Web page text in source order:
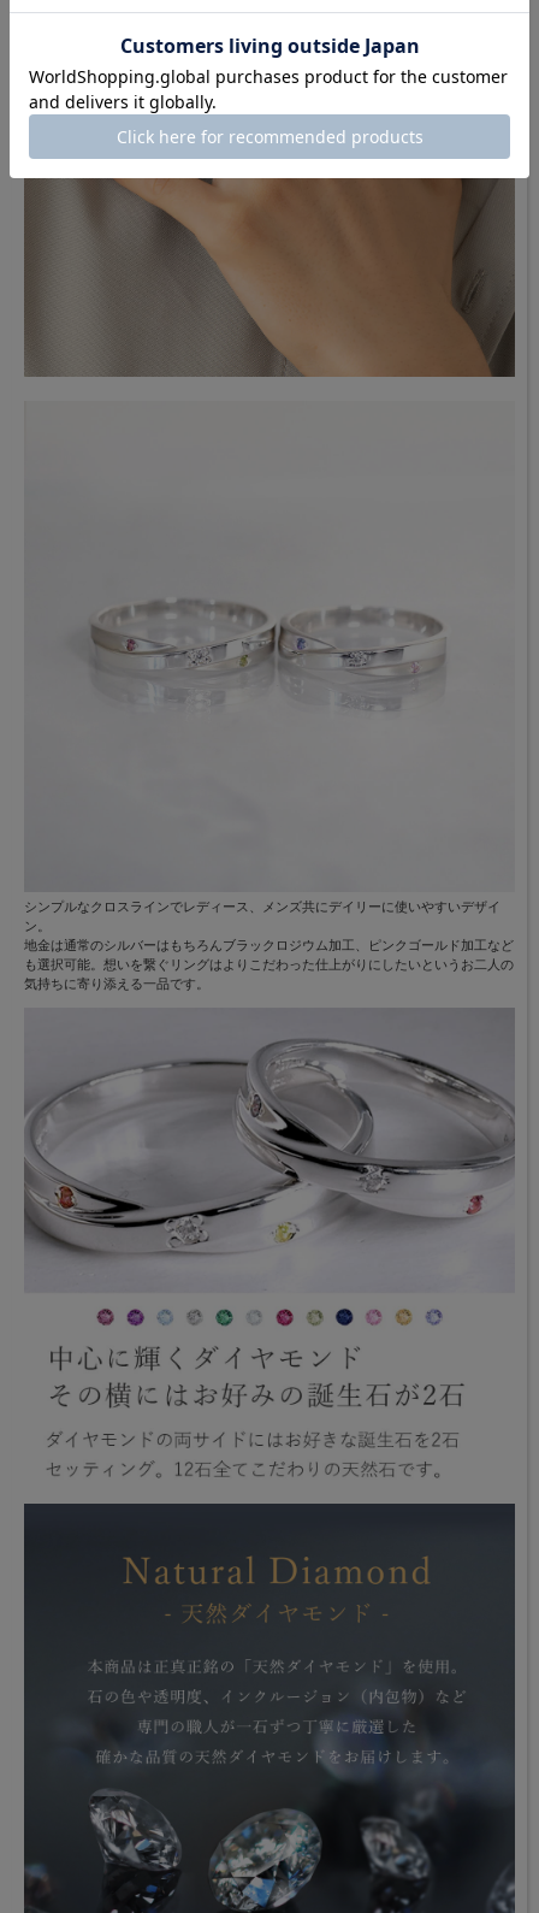
シンプルなクロスラインでレディース、メンズ共にデイリーに使いやすいデザイ
ン。
地金は通常のシルバーはもちろんブラックロジウム加工、ピンクゴールド加工など
も選択可能。想いを繋ぐリングはよりこだわった仕上がりにしたいというお二人の
気持ちに寄り添える一品です。